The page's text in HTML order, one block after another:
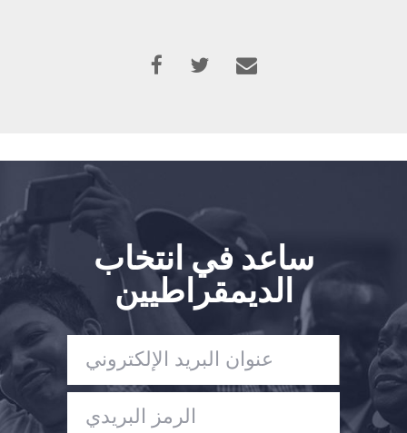
الصفحة الرئيسية
Shop
Take Back the Courts
العمل معنا
الصحافة
ساعد في انتخاب
الديمقراطيين